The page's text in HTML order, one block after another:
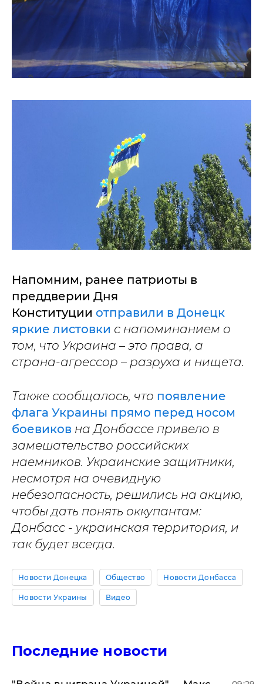
Напомним, ранее патриоты в
преддверии Дня
Конституции отправили в Донецк
яркие листовки с напоминанием о
том, что Украина – это права, а
страна-агрессор – разруха и нищета.
Также сообщалось, что появление
флага Украины прямо перед носом
боевиков на Донбассе привело в
замешательство российских
наемников. Украинские защитники,
несмотря на очевидную
небезопасность, решились на акцию,
чтобы дать понять оккупантам:
Донбасс - украинская территория, и
так будет всегда.
Новости Донецка Общество Новости Донбасса
Новости Украины Видео
Последние новости